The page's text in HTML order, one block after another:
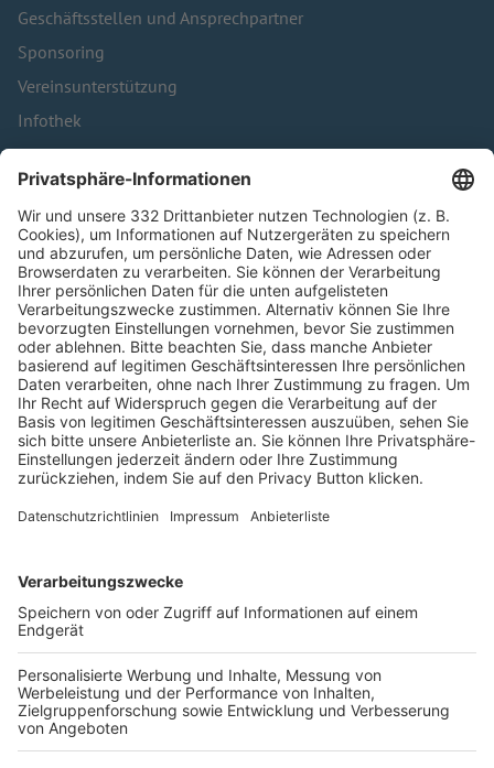
Geschäftsstellen und Ansprechpartner
Sponsoring
Vereinsunterstützung
Infothek
Kontakt
HÄUFIG BESUCHTE SEITEN
Pässe und Vereinswechsel
Trainerausbildung
Schulungsangebot Vereinsmitarbeiter
BFV-Geschäftsstellen
Trainerbörse
Login SpielPlus
FOLGE DEM BFV
TOP-VEREINE
TOP-PARTNER